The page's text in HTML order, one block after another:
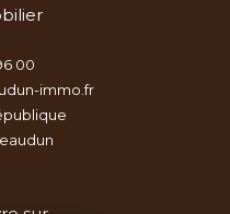
00
immo.fr